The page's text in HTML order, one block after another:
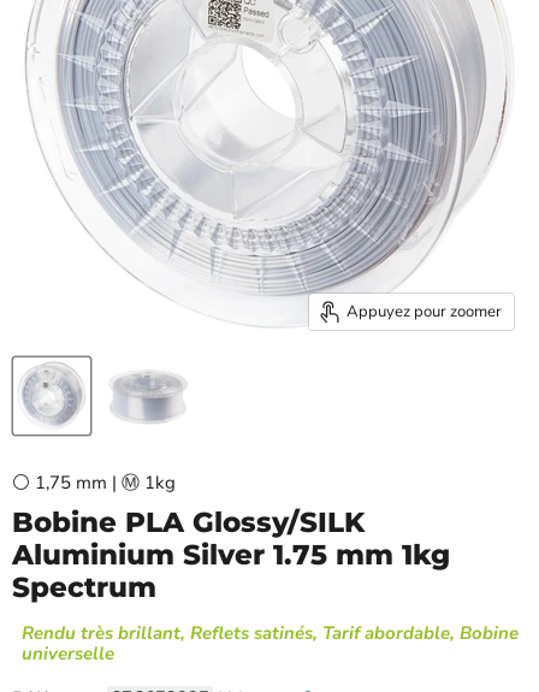
Appuyez pour zoomer
⚪ 1,75 mm | Ⓜ️ 1kg
Bobine PLA Glossy/SILK
Aluminium Silver 1.75 mm 1kg
Spectrum
Rendu très brillant, Reflets satinés, Tarif abordable, Bobine
universelle